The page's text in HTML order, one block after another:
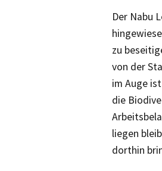
Der Nabu
zu
von der
im Auge
die
liegen
dorthin